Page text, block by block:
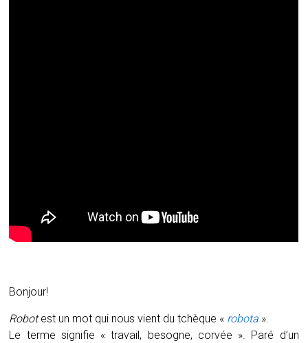
Bonjour!
Robotest un mot qui nous vient du tchèque « robota ».
Le terme signifie « travail, besogne, corvée ». Paré d’un